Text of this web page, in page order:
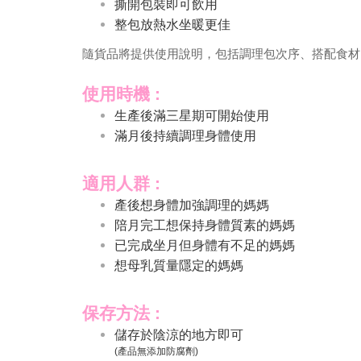
撕開包裝即可飲用
整包放熱水坐暖更佳
隨貨品將提供使用說明，包括調理包次序、搭配食材
使用時機 :
生產後滿三星期可開始使用
滿月後持續調理身體使用
適用人群 :
產後想身體加強調理的媽媽
陪月完工想保持身體質素的媽媽
已完成坐月但身體有不足的媽媽
想母乳質量隱定的媽媽
保存方法 :
儲存於陰涼的地方即可
(產品無添加防腐劑)